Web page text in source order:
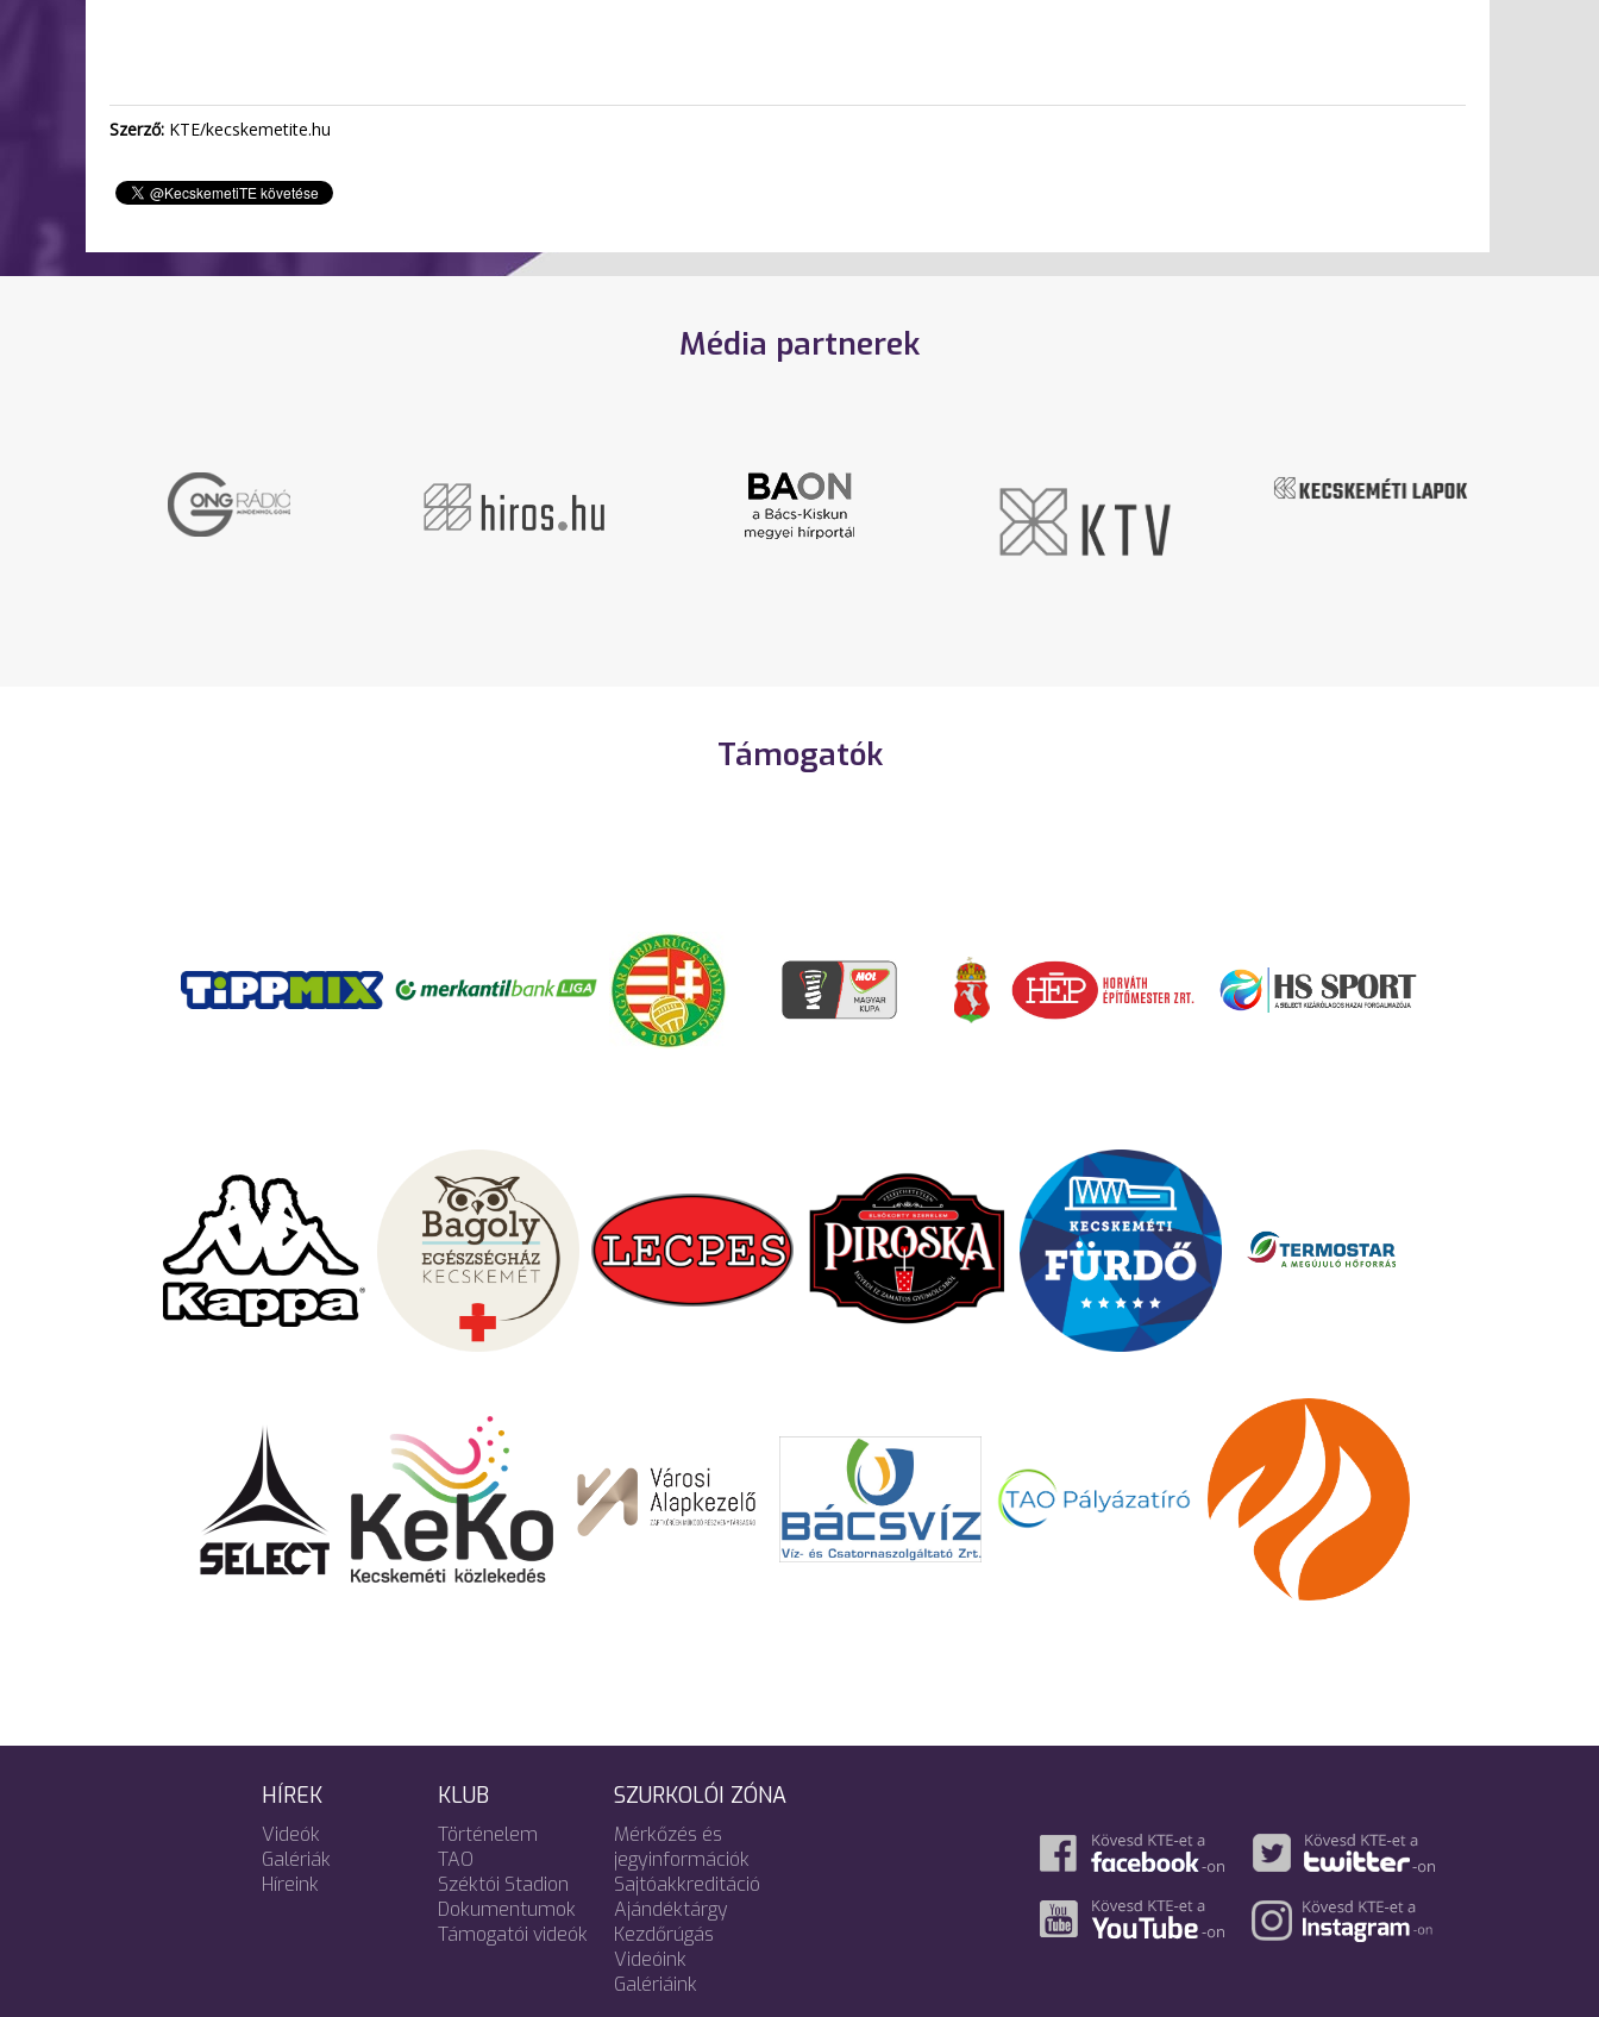
Szerző: KTE/kecskemetite.hu
Média partnerek
Támogatók
HÍREK
Videók
Galériák
Híreink
KLUB
Történelem
TAO
Széktói Stadion
Dokumentumok
Támogatói videók
SZURKOLÓI ZÓNA
Mérkőzés és
jegyinformációk
Sajtóakkreditáció
Ajándéktárgy
Kezdőrúgás
Videóink
Galériáink